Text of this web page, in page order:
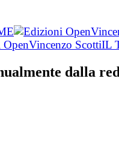
Vincenzo ScottiIL
dalla